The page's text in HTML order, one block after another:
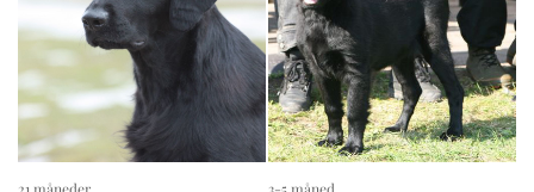
21 måneder 3-5 måned